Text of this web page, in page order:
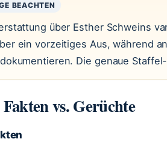
BEACHTEN
über Esther Schweins
ein vorzeitiges Aus, während
Die genaue
vs. Gerüchte